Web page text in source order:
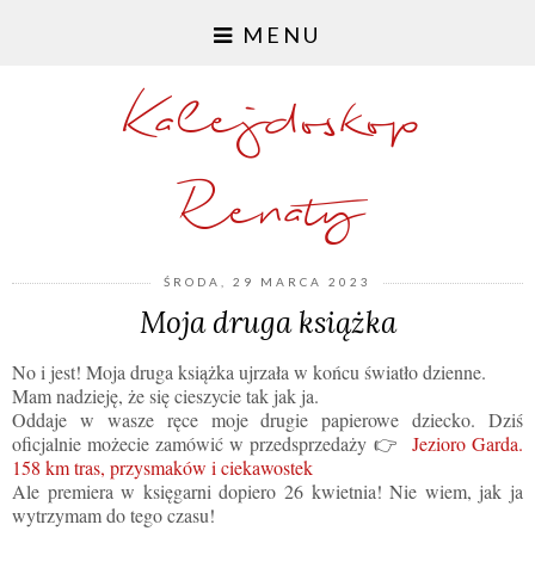
MENU
Kalejdoskop
Renaty
ŚRODA, 29 MARCA 2023
Moja druga książka
No i jest! Moja druga książka ujrzała w końcu światło dzienne.
Mam nadzieję, że się cieszycie tak jak ja.
Oddaje w wasze ręce moje drugie papierowe dziecko. Dziś
oficjalnie możecie zamówić w przedsprzedaży 👉 Jezioro Garda.
158 km tras, przysmaków i ciekawostek
Ale premiera w księgarni dopiero 26 kwietnia! Nie wiem, jak ja
wytrzymam do tego czasu!